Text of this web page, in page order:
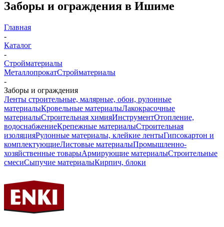
Заборы и ограждения в Ишиме
Главная
-
Каталог
-
Стройматериалы
МеталлопрокатСтройматериалы
-
Заборы и ограждения
Ленты строительные, малярные, обои, рулонные
материалыКровельные материалыЛакокрасочные
материалыСтроительная химияИнструментОтопление,
водоснабжениеКрепежные материалыСтроительная
изоляцияРулонные материалы, клейкие лентыГипсокартон и
комплектующиеЛистовые материалыПромышленно-
хозяйственные товарыАрмирующие материалыСтроительные
смесиСыпучие материалыКирпич, блоки